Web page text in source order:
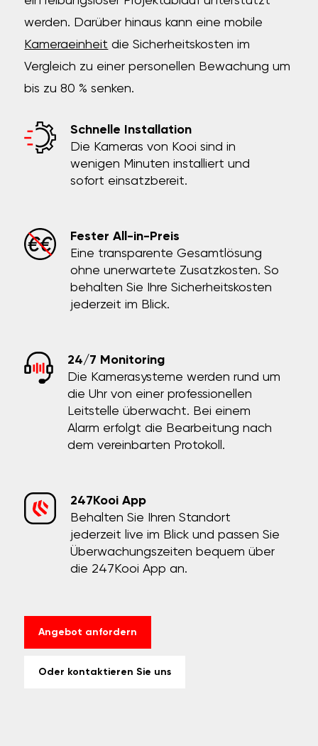
werden. Darüber hinaus kann eine mobile
Kameraeinheit die Sicherheitskosten im
Vergleich zu einer personellen Bewachung um
bis zu 80 % senken.
Schnelle Installation
Die Kameras von Kooi sind in
wenigen Minuten installiert und
sofort einsatzbereit.
Fester All-in-Preis
Eine transparente Gesamtlösung
ohne unerwartete Zusatzkosten. So
behalten Sie Ihre Sicherheitskosten
jederzeit im Blick.
24/7 Monitoring
Die Kamerasysteme werden rund um
die Uhr von einer professionellen
Leitstelle überwacht. Bei einem
Alarm erfolgt die Bearbeitung nach
dem vereinbarten Protokoll.
247Kooi App
Behalten Sie Ihren Standort
jederzeit live im Blick und passen Sie
Überwachungszeiten bequem über
die 247Kooi App an.
Angebot anfordern
Oder kontaktieren Sie uns